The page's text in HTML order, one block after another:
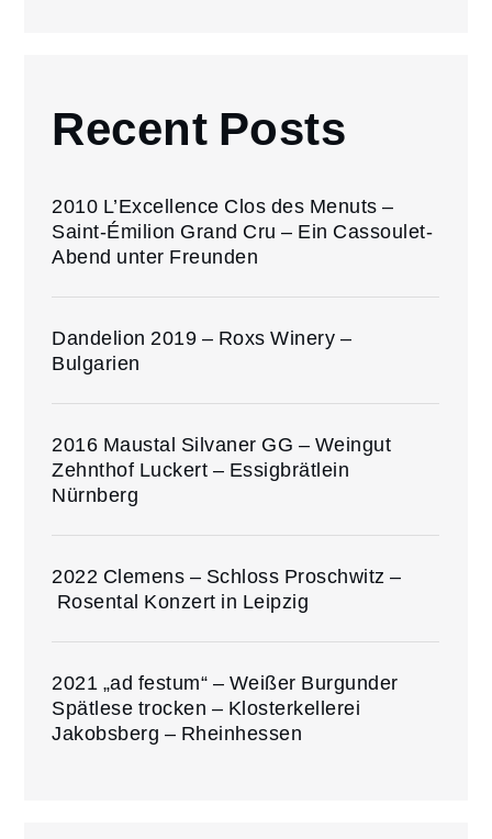
Recent Posts
2010 L’Excellence Clos des Menuts –
Saint-Émilion Grand Cru – Ein Cassoulet-
Abend unter Freunden
Dandelion 2019 – Roxs Winery –
Bulgarien
2016 Maustal Silvaner GG – Weingut
Zehnthof Luckert – Essigbrätlein
Nürnberg
2022 Clemens – Schloss Proschwitz –
Rosental Konzert in Leipzig
2021 „ad festum“ – Weißer Burgunder
Spätlese trocken – Klosterkellerei
Jakobsberg – Rheinhessen